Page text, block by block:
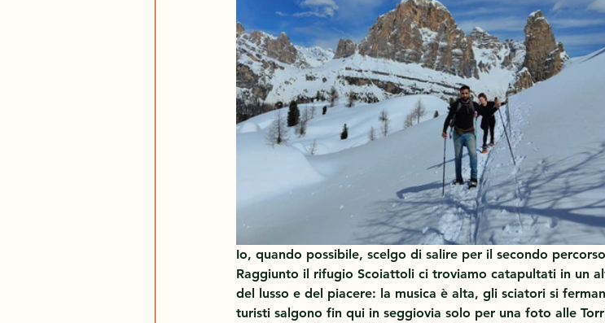
Io, quando possibile, scelgo di salire per il secondo
Raggiunto il rifugio Scoiattoli ci troviamo catapultati in un
del lusso e del piacere: la musica è alta, gli sciatori si
turisti salgono fin qui in seggiovia solo per una foto alle